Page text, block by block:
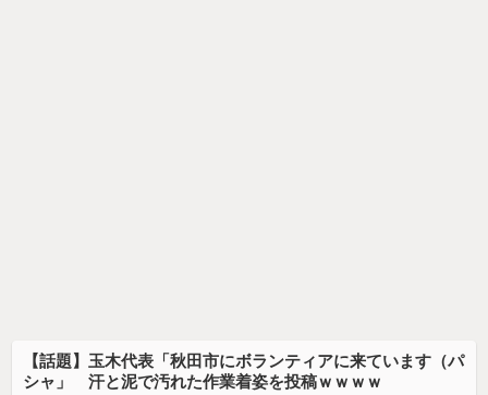
【話題】玉木代表「秋田市にボランティアに来ています（パ
シャ」 汗と泥で汚れた作業着姿を投稿ｗｗｗｗ